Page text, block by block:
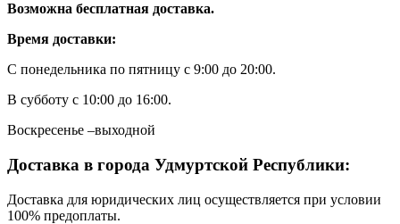
Возможна бесплатная доставка.
Время доставки:
С понедельника по пятницу с 9:00 до 20:00.
В субботу с 10:00 до 16:00.
Воскресенье –выходной
Доставка в города Удмуртской Республики:
Доставка для юридических лиц осуществляется при условии
100% предоплаты.